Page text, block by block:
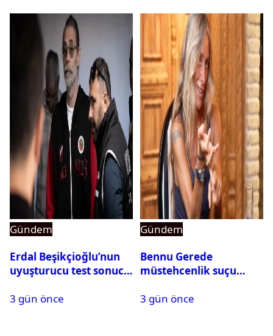
Gündem
Erdal Beşikçioğlu’nun
uyuşturucu test sonucu
3 gün önce
Gündem
Bennu Gerede
müstehcenlik suçu
alındı
3 gün önce